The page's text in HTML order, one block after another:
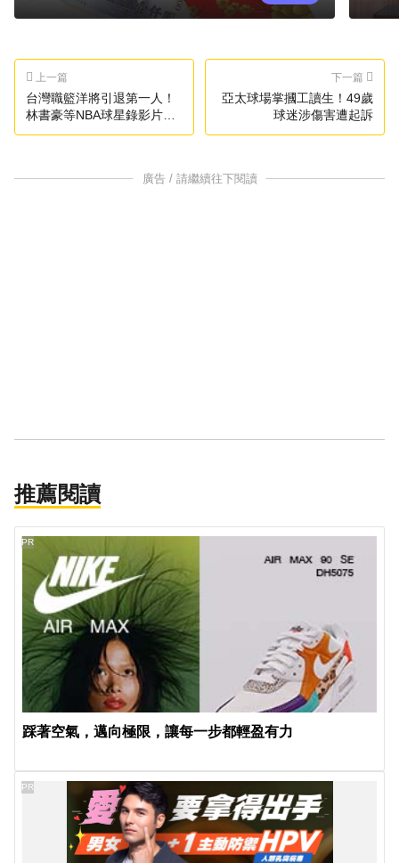
上一篇
台灣職籃洋將引退第一人！
林書豪等NBA球星錄影片祝
福
下一篇
亞太球場掌摑工讀生！49歲
球迷涉傷害遭起訴
廣告 / 請繼續往下閱讀
推薦閱讀
踩著空氣，邁向極限，讓每一步都輕盈有力
PR
PR